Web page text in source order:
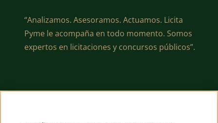
“Analizamos. Asesoramos. Actuamos. Licita
Pyme le acompaña en todo momento. Somos
expertos en licitaciones y concursos públicos”.